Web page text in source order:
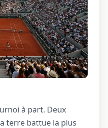
à part. Deux
terre battue la plus